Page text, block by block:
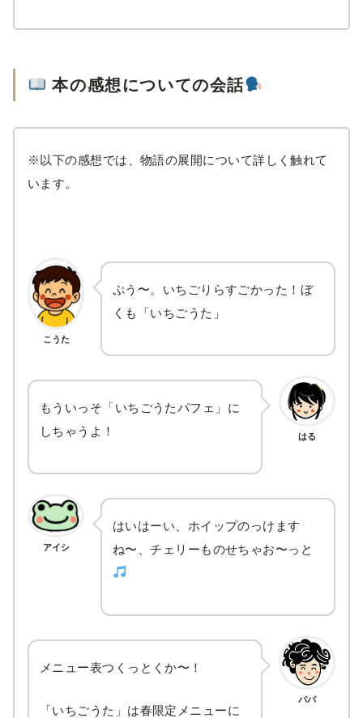
本の感想についての会話
※以下の感想では、物語の展開について詳しく触れて
います。
こうた
ぷう〜。いちごりらすごかった！ぼ
くも「いちごうた」
はる
もういっそ「いちごうたパフェ」に
しちゃうよ！
アイシ
はいはーい、ホイップのっけます
ね〜、チェリーものせちゃお〜っと
パパ
メニュー表つくっとくか〜！
「いちごうた」は春限定メニューに